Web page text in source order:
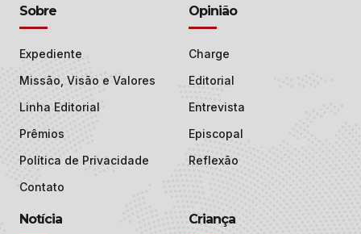
Sobre
Expediente
Missão, Visão e Valores
Linha Editorial
Prêmios
Política de Privacidade
Contato
Opinião
Charge
Editorial
Entrevista
Episcopal
Reflexão
Notícia Criança